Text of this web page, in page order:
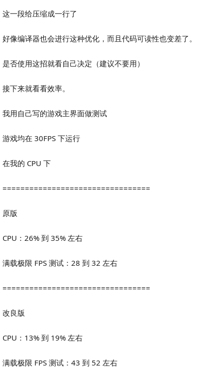
这一段给压缩成一行了
好像编译器也会进行这种优化，而且代码可读性也变差了。
是否使用这招就看自己决定（建议不要用）
接下来就看看效率。
我用自己写的游戏主界面做测试
游戏均在 30FPS 下运行
在我的 CPU 下
=================================
原版
CPU：26% 到 35% 左右
满载极限 FPS 测试：28 到 32 左右
=================================
改良版
CPU：13% 到 19% 左右
满载极限 FPS 测试：43 到 52 左右